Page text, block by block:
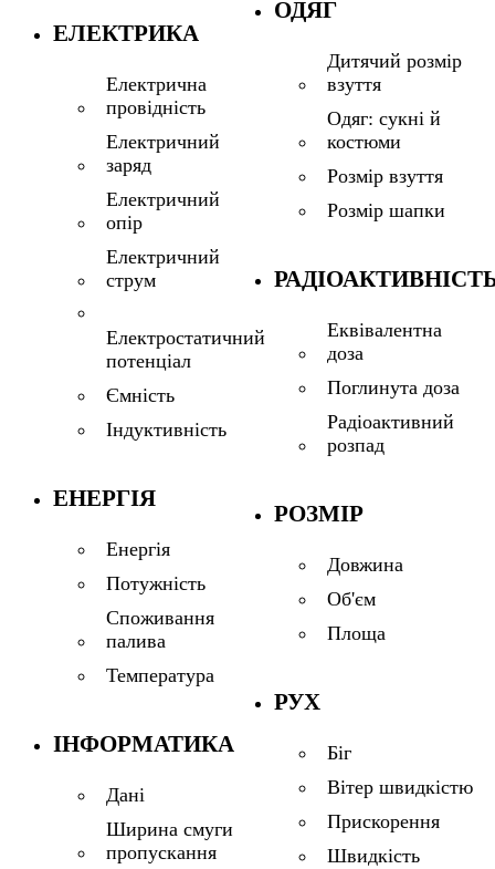
ЕЛЕКТРИКА
Електрична
провідність
Електричний
заряд
Електричний
опір
Електричний
струм
Електростатичний
потенціал
Ємність
Індуктивність
ЕНЕРГІЯ
Енергія
Потужність
Споживання
палива
Температура
ІНФОРМАТИКА
Дані
Ширина смуги
пропускання
ОДЯГ
Дитячий розмір
взуття
Одяг: сукні й
костюми
Розмір взуття
Розмір шапки
Еквівалентна
доза
Поглинута доза
Радіоактивний
розпад
РОЗМІР
Довжина
Об'єм
Площа
РУХ
Біг
Вітер швидкістю
Прискорення
Швидкість